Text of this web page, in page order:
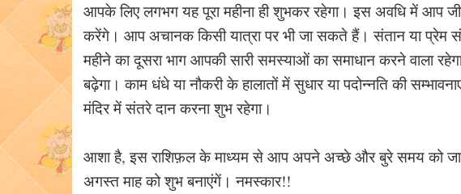
आपके लिए लगभग यह पूरा महीना ही शुभकर रहेगा। इस अवधि में आप
करेंगे। आप अचानक किसी यात्रा पर भी जा सकते हैं। संतान या प्रेम
महीने का दूसरा भाग आपकी सारी समस्याओं का समाधान करने वाला
बढ़ेगा। काम धंधे या नौकरी के हालातों में सुधार या पदोन्नति की
मंदिर में संतरे दान करना शुभ रहेगा।
आशा है, इस राशिफ़ल के माध्यम से आप अपने अच्छे और बुरे समय को
अगस्त माह को शुभ बनाएंगें। नमस्कार!!